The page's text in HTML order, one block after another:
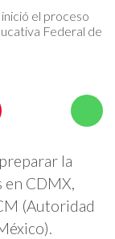
el proceso
Federal de
la
en CDMX,
(Autoridad